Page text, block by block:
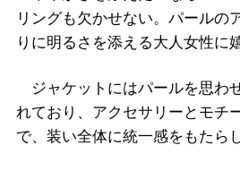
リングも欠かせない。パールの
りに明るさを添える大人女性に
ジャケットにはパールを思わ
れており、アクセサリーとモチ
で、装い全体に統一感をもたら